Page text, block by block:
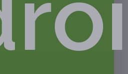
лосьона;
(подбирается
и дезинфицирующего